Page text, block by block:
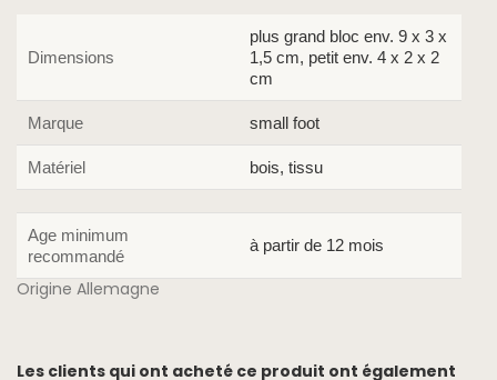
Dimensions
plus grand bloc env. 9 x 3 x
1,5 cm, petit env. 4 x 2 x 2
cm
Marque small foot
Matériel bois, tissu
Age minimum
recommandé
à partir de 12 mois
Origine Allemagne
Les clients qui ont acheté ce produit ont également